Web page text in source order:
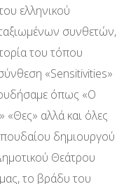
ελληνικού
συνθετών,
του τόπου
«Sensitivities»
όπως «Ο
αλλά και όλες
δημιουργού
Θεάτρου
το βράδυ του